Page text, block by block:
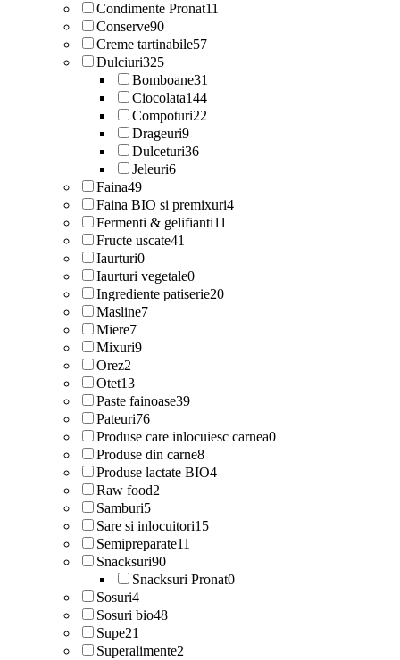
Condimente Pronat11
Conserve90
Creme tartinabile57
Dulciuri325
Bomboane31
Ciocolata144
Compoturi22
Drageuri9
Dulceturi36
Jeleuri6
Faina49
Faina BIO si premixuri4
Fermenti & gelifianti11
Fructe uscate41
Iaurturi0
Iaurturi vegetale0
Ingrediente patiserie20
Masline7
Miere7
Mixuri9
Orez2
Otet13
Paste fainoase39
Pateuri76
Produse care inlocuiesc carnea0
Produse din carne8
Produse lactate BIO4
Raw food2
Samburi5
Sare si inlocuitori15
Semipreparate11
Snacksuri90
Snacksuri Pronat0
Sosuri4
Sosuri bio48
Supe21
Superalimente2